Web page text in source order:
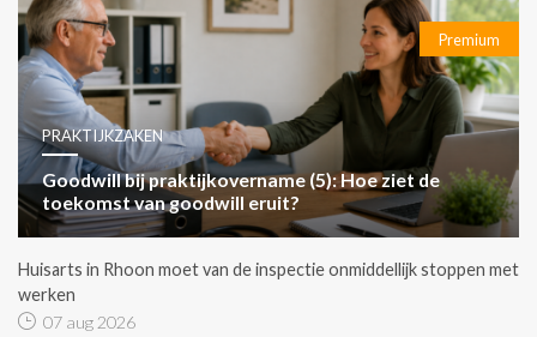
Premium
PRAKTIJKZAKEN
Goodwill bij praktijkovername (5): Hoe ziet de
toekomst van goodwill eruit?
Huisarts in Rhoon moet van de inspectie onmiddellijk stoppen met
werken
07 aug 2026